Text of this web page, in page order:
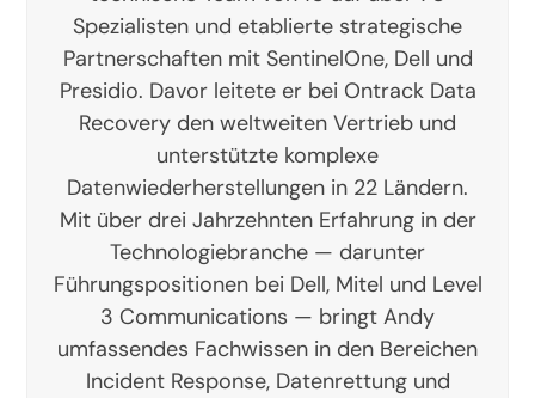
Spezialisten und etablierte strategische
Partnerschaften mit SentinelOne, Dell und
Presidio. Davor leitete er bei Ontrack Data
Recovery den weltweiten Vertrieb und
unterstützte komplexe
Datenwiederherstellungen in 22 Ländern.
Mit über drei Jahrzehnten Erfahrung in der
Technologiebranche — darunter
Führungspositionen bei Dell, Mitel und Level
3 Communications — bringt Andy
umfassendes Fachwissen in den Bereichen
Incident Response, Datenrettung und